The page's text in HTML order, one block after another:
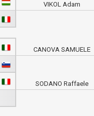
VIKOL Adam
CANOVA SAMUELE
SODANO Raffaele